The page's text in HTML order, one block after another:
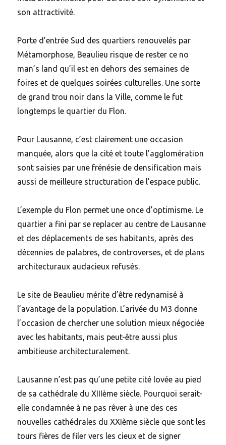
son attractivité.
Porte d’entrée Sud des quartiers renouvelés par
Métamorphose, Beaulieu risque de rester ce no
man’s land qu’il est en dehors des semaines de
foires et de quelques soirées culturelles. Une sorte
de grand trou noir dans la Ville, comme le fut
longtemps le quartier du Flon.
Pour Lausanne, c’est clairement une occasion
manquée, alors que la cité et toute l’agglomération
sont saisies par une frénésie de densification mais
aussi de meilleure structuration de l’espace public.
L’exemple du Flon permet une once d’optimisme. Le
quartier a fini par se replacer au centre de Lausanne
et des déplacements de ses habitants, après des
décennies de palabres, de controverses, et de plans
architecturaux audacieux refusés.
Le site de Beaulieu mérite d’être redynamisé à
l’avantage de la population. L’arivée du M3 donne
l’occasion de chercher une solution mieux négociée
avec les habitants, mais peut-être aussi plus
ambitieuse architecturalement.
Lausanne n’est pas qu’une petite cité lovée au pied
de sa cathédrale du XIIIème siècle. Pourquoi serait-
elle condamnée à ne pas rêver à une des ces
nouvelles cathédrales du XXIème siècle que sont les
tours fières de filer vers les cieux et de signer